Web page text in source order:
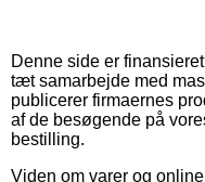
Denne side er
tæt samarbejde med
publicerer firmaernes
af de besøgende på
bestilling.
Viden om varer og